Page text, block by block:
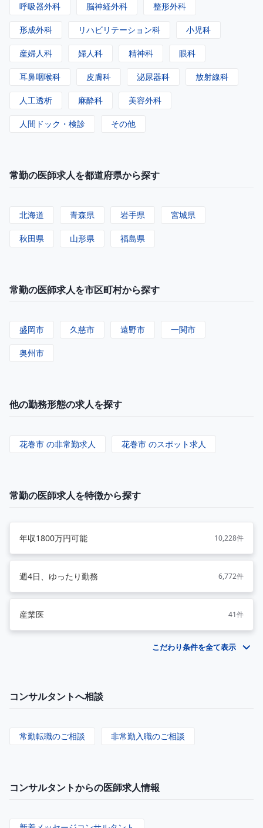
呼吸器外科 脳神経外科 整形外科
形成外科 リハビリテーション科 小児科
産婦人科 婦人科 精神科 眼科
耳鼻咽喉科 皮膚科 泌尿器科 放射線科
人工透析 麻酔科 美容外科
人間ドック・検診 その他
常勤の医師求人を都道府県から探す
北海道 青森県 岩手県 宮城県
秋田県 山形県 福島県
常勤の医師求人を市区町村から探す
盛岡市 久慈市 遠野市 一関市
奥州市
他の勤務形態の求人を探す
花巻市 の非常勤求人 花巻市 のスポット求人
常勤の医師求人を特徴から探す
年収1800万円可能 10,228件
週4日、ゆったり勤務 6,772件
産業医 41件
こだわり条件を全て表示
コンサルタントへ相談
常勤転職のご相談 非常勤入職のご相談
コンサルタントからの医師求人情報